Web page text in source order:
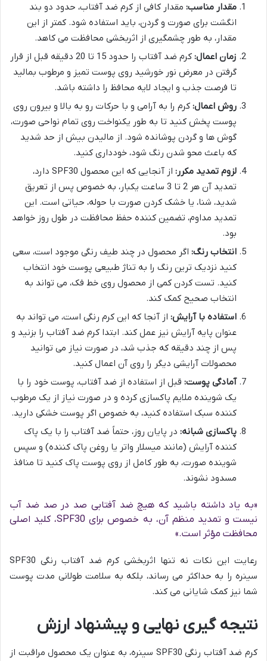
مقدار مناسب: مقدار کافی از کرم ضد آفتاب، حدود دو بند
انگشت برای صورت و گردن، باید استفاده شود. کمتر از این
مقدار، به طور چشمگیری از اثربخشی محافظت می کاهد.
زمان اعمال:
کرم ضد آفتاب را حدود 15 تا 20 دقیقه قبل از قرار
گرفتن در معرض نور خورشید روی پوست تمیز و مرطوب بمالید
تا فرصت جذب و ایجاد لایه محافظ را داشته باشد.
روش اعمال: کرم را به آرامی و با حرکات رو به بالا و بیرون روی
پوست پخش کنید تا به طور یکنواخت روی تمام نواحی صورت،
گوش ها و گردن پوشانده شود. از مالیدن بیش از حد شدید
که باعث محو شدن رنگ شود، خودداری کنید.
لزوم تمدید مکرر:
از آنجایی که این محصول SPF30 دارد،
تمدید آن هر 2 تا 3 ساعت یکبار، به خصوص پس از تعریق
شدید، شنا، یا خشک کردن صورت با حوله، حیاتی است. این
تمدید مداوم، تضمین کننده حفظ محافظت در طول روز خواهد
بود.
انتخاب رنگ: اگر محصول در چند طیف رنگی موجود است، سعی
کنید نزدیک ترین رنگ را به تناژ طبیعی پوست خود انتخاب
کنید. تست کردن کمی از محصول روی خط فک، می تواند به
انتخاب صحیح کمک کند.
استفاده با آرایش: از آنجا که این کرم رنگی است، می تواند به
عنوان پایه آرایش نیز عمل کند. ابتدا کرم ضد آفتاب را بزنید و
پس از چند دقیقه که جذب شد، در صورت نیاز می توانید
محصولات آرایشی دیگر را روی آن اعمال کنید.
آمادگی پوست: قبل از استفاده از ضد آفتاب، پوست خود را با
یک شوینده ملایم پاکسازی کرده و در صورت نیاز از یک مرطوب
کننده سبک استفاده کنید، به خصوص اگر پوست خشکی دارید.
پاکسازی شبانه: در پایان روز، حتماً ضد آفتاب را با یک پاک
کننده آرایش (مانند میسلار واتر یا روغن پاک کننده) و سپس
شوینده صورت، به طور کامل از روی پوست پاک کنید تا منافذ
مسدود نشوند.
«به یاد داشته باشید که هیچ ضد آفتابی صد در صد ضد آب
نیست و تمدید منظم آن، به خصوص برای SPF30، کلید اصلی
محافظت مؤثر است.»
رعایت این نکات نه تنها اثربخشی کرم ضد آفتاب رنگی SPF30
سینره را به حداکثر می رساند، بلکه به سلامت طولانی مدت پوست
شما نیز کمک شایانی می کند.
نتیجه گیری نهایی و پیشنهاد ارزش
کرم ضد آفتاب رنگی SPF30 سینره، به عنوان یک محصول مراقبت از